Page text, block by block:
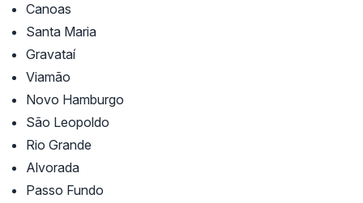
Canoas
Santa Maria
Gravataí
Viamão
Novo Hamburgo
São Leopoldo
Rio Grande
Alvorada
Passo Fundo